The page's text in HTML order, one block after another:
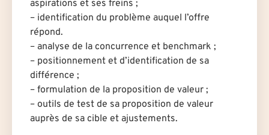
aspirations et ses freins ;
– identification du problème auquel l’offre
répond.
– analyse de la concurrence et benchmark ;
– positionnement et d’identification de sa
différence ;
– formulation de la proposition de valeur ;
– outils de test de sa proposition de valeur
auprès de sa cible et ajustements.